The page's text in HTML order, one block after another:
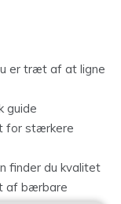
er træt af at ligne
guide
for stærkere
finder du kvalitet
af bærbare